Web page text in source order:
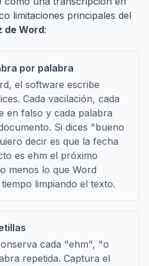
limitaciones principales del
de Word:
por palabra
el software escribe
Cada vacilación, cada
en falso y cada palabra
Si dices "bueno
decir es que la fecha
es ehm el próximo
menos lo que Word
limpiando el texto.
cada "ehm", "o
repetida. Captura el